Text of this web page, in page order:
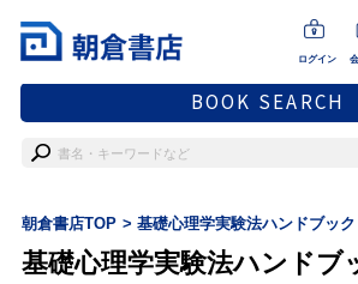
ログイン
BOOK SEARCH
朝倉書店TOP 基礎心理学実験法ハンドブック
基礎心理学実験法ハンドブ